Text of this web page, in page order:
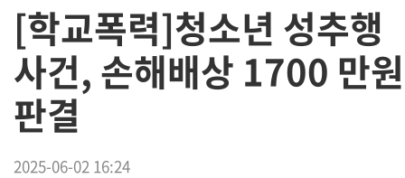
[학교폭력]청소년 성추행
사건, 손해배상 1700 만원
판결
2025-06-02 16:24